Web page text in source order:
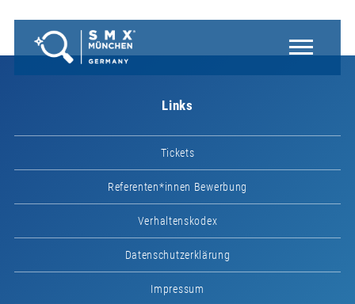
Links
Tickets
Referenten*innen Bewerbung
Verhaltenskodex
Datenschutzerklärung
Impressum